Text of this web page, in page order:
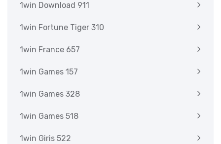
1win Download 911
1win Fortune Tiger 310
1win France 657
1win Games 157
1win Games 328
1win Games 518
1win Giris 522